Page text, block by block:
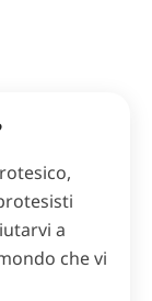
a
che vi